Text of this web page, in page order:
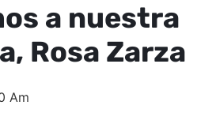
a nuestra
Rosa Zarza
Am